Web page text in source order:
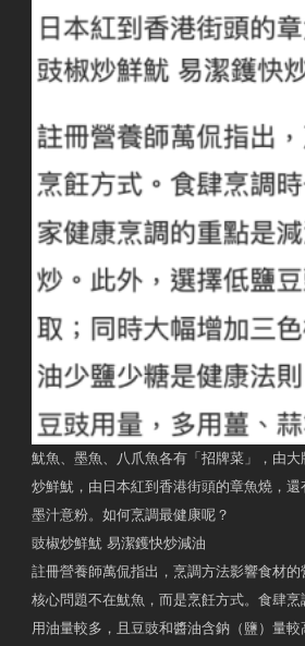
魷魚、墨魚、八爪魚各有「招牌菜」，由
炒鮮魷，由日本紅到香港街頭的章魚燒，
墨汁意粉。如何烹調最健康呢？
豉椒炒鮮魷 易潔鑊快炒減油
註冊營養師萬侃指出，烹調方法影響食材
核心問題不在魷魚，而是烹飪方式。食肆
用油量較多，且豆豉和醬油含鈉（鹽）量